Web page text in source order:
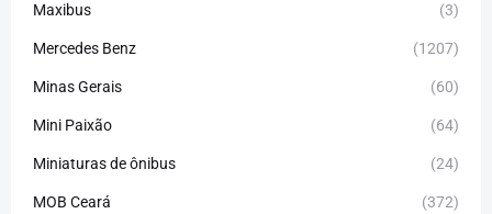
Maxibus (3)
Mercedes Benz (1207)
Minas Gerais (60)
Mini Paixão (64)
Miniaturas de ônibus (24)
MOB Ceará (372)